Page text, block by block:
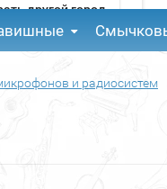
другой город
и радиосистем